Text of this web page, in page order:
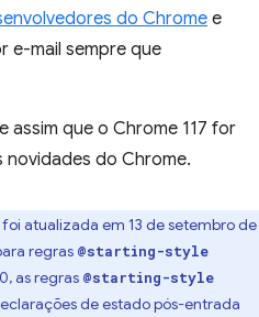
do Chrome e
e-mail sempre que
assim que o Chrome 117 for
do Chrome.
atualizada em 13 de setembro de
regras @starting-style
as regras @starting-style
de estado pós-entrada